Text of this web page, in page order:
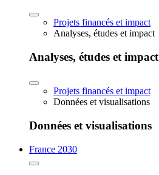
Projets financés et impact
Analyses, études et impact
Analyses, études et impact
Projets financés et impact
Données et visualisations
Données et visualisations
France 2030